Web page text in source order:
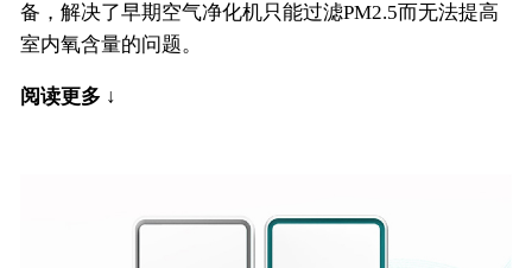
备，解决了早期空气净化机只能过滤PM2.5而无法提高
室内氧含量的问题。
阅读更多 ↓